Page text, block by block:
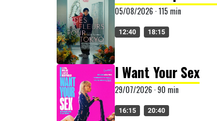
05/08/2026 · 115 min
12:40 18:15
I Want Your Sex
29/07/2026 · 90 min
16:15 20:40